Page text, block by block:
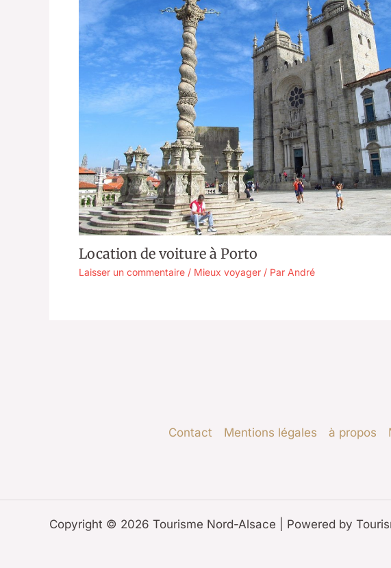
Location de voiture à Porto
Laisser un commentaire / Mieux voyager/ Par André
Contact Mentions légales à propos
Copyright © 2026 Tourisme Nord-Alsace | Powered by